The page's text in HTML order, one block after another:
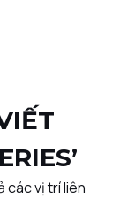
S’
các vị trí liên